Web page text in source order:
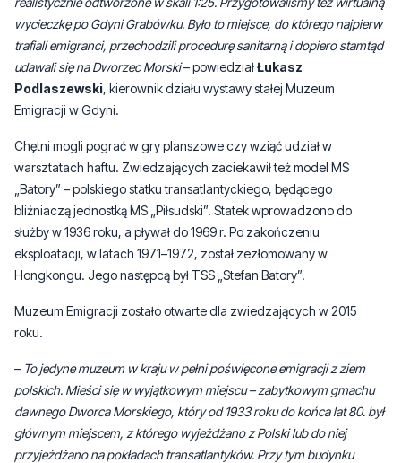
wycieczkę po Gdyni Grabówku. Było to miejsce, do którego najpierw
trafiali emigranci, przechodzili procedurę sanitarną i dopiero stamtąd
udawali się na Dworzec Morski– powiedziałŁukasz
Podlaszewski, kierownik działu wystawy stałej Muzeum
Emigracji w Gdyni.
Chętni mogli pograć w gry planszowe czy wziąć udział w
warsztatach haftu. Zwiedzających zaciekawił też model MS
„Batory” – polskiego statku transatlantyckiego, będącego
bliźniaczą jednostką MS „Piłsudski”. Statek wprowadzono do
służby w 1936 roku, a pływał do 1969 r. Po zakończeniu
eksploatacji, w latach 1971–1972, został zezłomowany w
Hongkongu. Jego następcą był TSS „Stefan Batory”.
Muzeum Emigracji zostało otwarte dla zwiedzających w 2015
roku.
– To jedyne muzeum w kraju w pełni poświęcone emigracji z ziem
polskich. Mieści się w wyjątkowym miejscu – zabytkowym gmachu
dawnego Dworca Morskiego, który od 1933 roku do końca lat 80. był
głównym miejscem, z którego wyjeżdżano z Polski lub do niej
przyjeżdżano na pokładach transatlantyków. Przy tym budynku